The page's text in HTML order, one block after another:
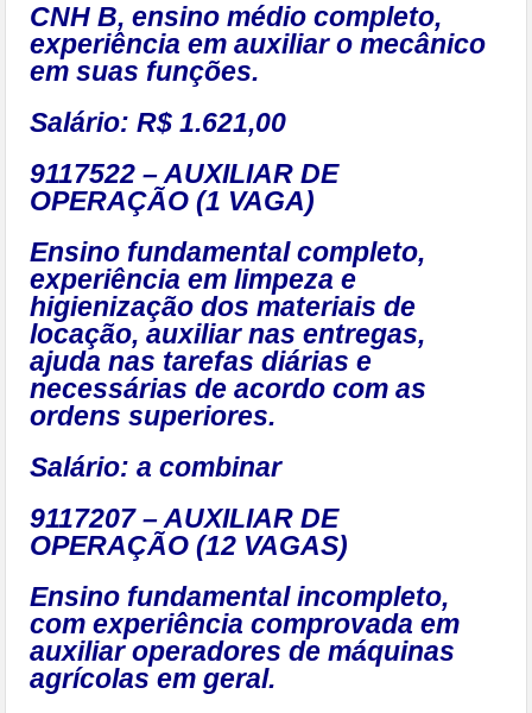
CNH B, ensino médio completo,
experiência em auxiliar o mecânico
em suas funções.
Salário: R$ 1.621,00
9117522 – AUXILIAR DE
OPERAÇÃO (1 VAGA)
Ensino fundamental completo,
experiência em limpeza e
higienização dos materiais de
locação, auxiliar nas entregas,
ajuda nas tarefas diárias e
necessárias de acordo com as
ordens superiores.
Salário: a combinar
9117207 – AUXILIAR DE
OPERAÇÃO (12 VAGAS)
Ensino fundamental incompleto,
com experiência comprovada em
auxiliar operadores de máquinas
agrícolas em geral.